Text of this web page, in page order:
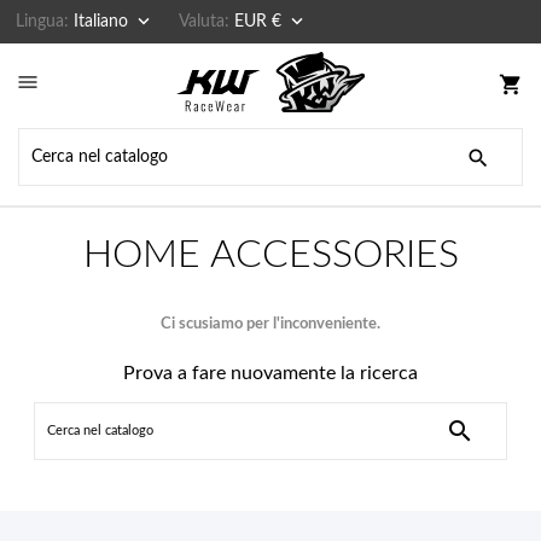
Lingua: Italiano  Valuta: EUR € 
 shopping_cart

HOME ACCESSORIES
Ci scusiamo per l'inconveniente.
Prova a fare nuovamente la ricerca
